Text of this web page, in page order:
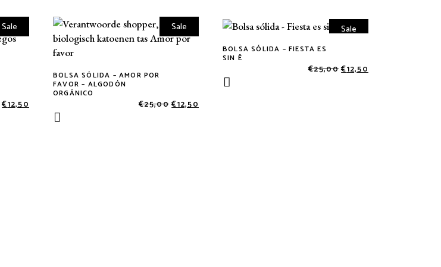
Sale
€12,50
Sale
BOLSA SÓLIDA – AMOR POR
FAVOR – ALGODÓN
ORGÁNICO
€25,00 €12,50
Sale
BOLSA SÓLIDA – FIESTA ES
SIN Ë
€25,00 €12,50